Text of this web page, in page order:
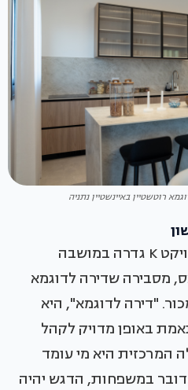
רוטשטיין באיינשטיין נתניה
אלמוג סוקיטל, מעצבת פרויקט K גדרה במושבה
מסבירה שדירה לדוגמא
"דירה לדוגמא", היא
באופן מדויק לקהל
המרכזית היא מי עומד
במשפחות, הדגש יהיה